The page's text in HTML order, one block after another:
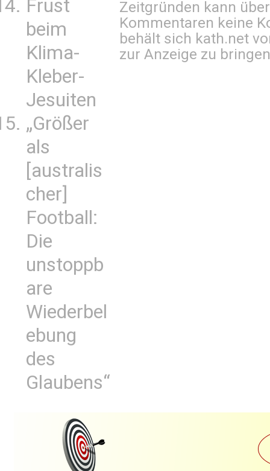
Frust
beim
Klima-
Kleber-
Jesuiten
„Größer
als
[australis
cher]
Football:
Die
unstoppb
are
Wiederbel
ebung
des
Glaubens“
Zeitgründen kann
Kommentaren keine
behält sich kath.net
zur Anzeige zu